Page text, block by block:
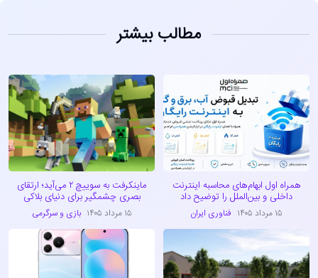
مطالب بیشتر
همراه اول ابهام‌های محاسبه اینترنت
داخلی و بین‌الملل را توضیح داد
۱۵ مرداد ۱۴۰۵ فناوری ایران
ماینکرفت به سوییچ ۲ می‌آید؛ ارتقای
بصری چشمگیر برای دنیای بلاکی
۱۵ مرداد ۱۴۰۵ بازی و سرگرمی